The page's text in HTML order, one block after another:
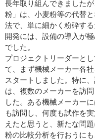
長年取り組んできました
粉」は、小麦粉等の代替
法で、単に細かく粉砕す
開発には、設備の導入が
でした。
プロジェクトリーダーと
て、まず機械メーカー各
スタートしました。特に
は、複数のメーカーを訪
した。ある機械メーカー
も訪問し、何度も試作を
えたと思うと、新たな問
粉の比較分析を行おうに